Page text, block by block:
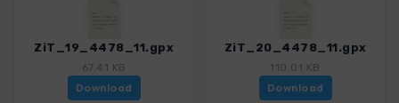
ZiT_19_4478_11.gpx
67.41 KB
Download
ZiT_20_4478_11.gpx
110.01 KB
Download